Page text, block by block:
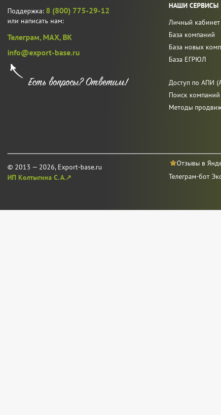
Поддержка: 8 (800) 775-29-12
или написать нам:
Телеграм, MAX, ВК
info@export-base.ru
© 2013 — 2026, Export-base.ru
ИП Колтыгина С. А.↗
НАШИ СЕРВИСЫ
Личный кабинет
База компаний
База новых
База ЕГРЮЛ
Доступ по АПИ
Поиск
Методы
Отзывы в
Телеграм-бот